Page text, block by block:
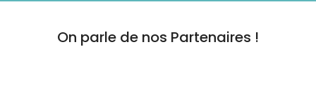
On parle de nos Partenaires !